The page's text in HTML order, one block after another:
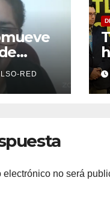
elRED
electrónico no será